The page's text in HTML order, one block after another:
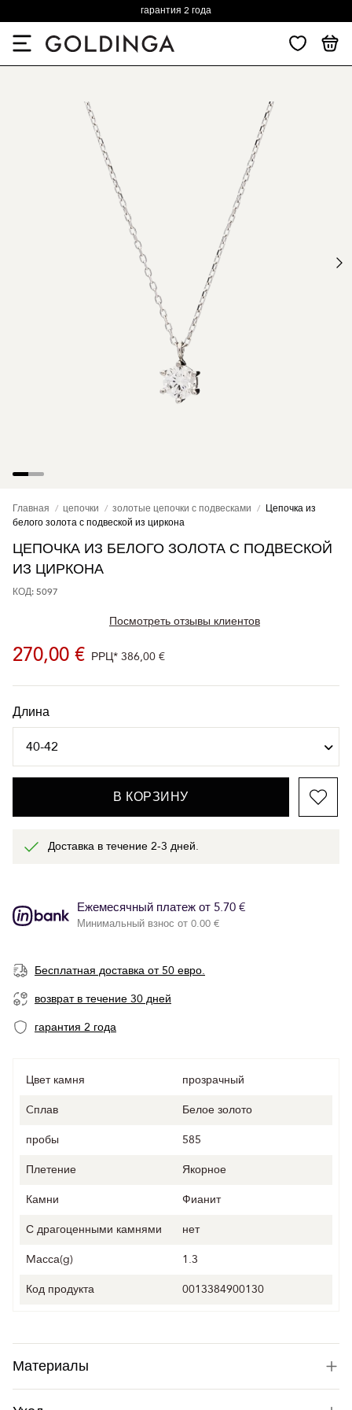
гарантия 2 года
Главная цепочки золотые цепочки с подвесками
Цепочка из
белого золота с подвеской из циркона
ЦЕПОЧКА ИЗ БЕЛОГО ЗОЛОТА С ПОДВЕСКОЙ
ИЗ ЦИРКОНА
КОД: 5097
Посмотреть отзывы клиентов
270,00 € РРЦ* 386,00 €
Длина
В КОРЗИНУ
Доставка в течение 2-3 дней.
Ежемесячный платеж от 5.70 €
Минимальный взнос от 0.00 €
Бесплатная доставка от 50 евро.
возврат в течение 30 дней
гарантия 2 года
Цвет камня
прозрачный
Cплав
Белое золото
пробы
585
Плетение
Якорное
Камни
Фианит
С драгоценными камнями
нет
Mасса(g)
1.3
Код продукта
0013384900130
Материалы